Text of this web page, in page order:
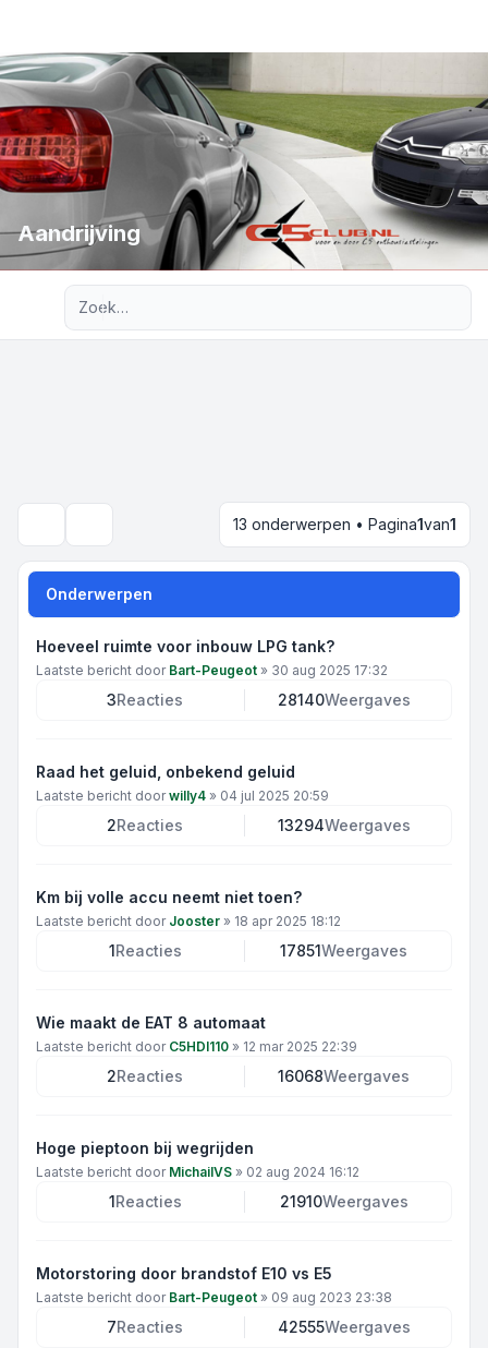
Aandrijving
13 onderwerpen • Pagina1van1
Onderwerpen
Hoeveel ruimte voor inbouw LPG tank?
Laatste bericht door Bart-Peugeot » 30 aug 2025 17:32
3Reacties 28140Weergaves
Raad het geluid, onbekend geluid
Laatste bericht doorwilly4 » 04 jul 2025 20:59
2Reacties 13294Weergaves
Km bij volle accu neemt niet toen?
Laatste bericht door Jooster » 18 apr 2025 18:12
1Reacties 17851Weergaves
Wie maakt de EAT 8 automaat
Laatste bericht door C5HDI110 » 12 mar 2025 22:39
2Reacties 16068Weergaves
Hoge pieptoon bij wegrijden
Laatste bericht door MichailVS » 02 aug 2024 16:12
1Reacties 21910Weergaves
Motorstoring door brandstof E10 vs E5
Laatste bericht door Bart-Peugeot » 09 aug 2023 23:38
7Reacties 42555Weergaves